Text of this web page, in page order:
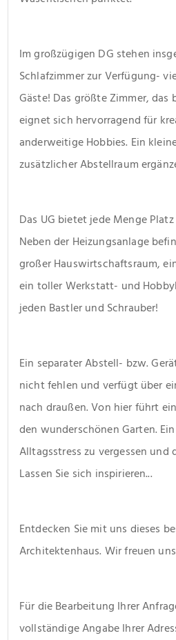
Im großzügigen DG stehen
Schlafzimmer zur Verfügung-
Gäste! Das größte Zimmer, das
eignet sich hervorragend für
anderweitige Hobbies. Ein
zusätzlicher Abstellraum
Das UG bietet jede Menge
Neben der Heizungsanlage
großer Hauswirtschaftsraum,
ein toller Werkstatt- und
jeden Bastler und Schrauber!
Ein separater Abstell- bzw.
nicht fehlen und verfügt über
nach draußen. Von hier führt
den wunderschönen Garten.
Alltagsstress zu vergessen und
Lassen Sie sich inspirieren...
Entdecken Sie mit uns dieses
Architektenhaus. Wir freuen
Für die Bearbeitung Ihrer
vollständige Angabe Ihrer